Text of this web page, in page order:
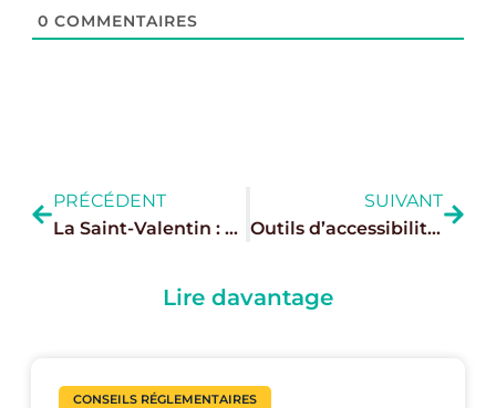
0 COMMENTAIRES
PRÉCÉDENT
La Saint-Valentin : une décoration raffinée et des activités pour tous
SUIVANT
Outils d’accessibilité : comment les inventions inclusives transforment le secteur CHR
Lire davantage
CONSEILS RÉGLEMENTAIRES